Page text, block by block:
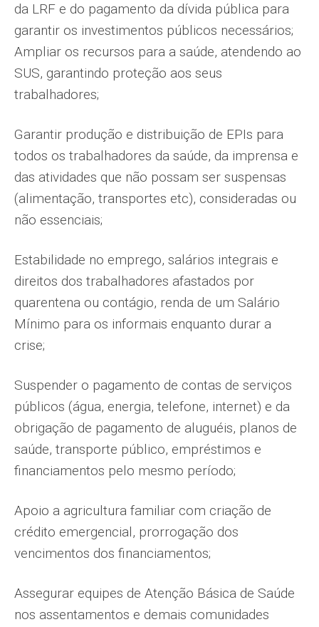
da LRF e do pagamento da dívida pública para
garantir os investimentos públicos necessários;
Ampliar os recursos para a saúde, atendendo ao
SUS, garantindo proteção aos seus
trabalhadores;
Garantir produção e distribuição de EPIs para
todos os trabalhadores da saúde, da imprensa e
das atividades que não possam ser suspensas
(alimentação, transportes etc), consideradas ou
não essenciais;
Estabilidade no emprego, salários integrais e
direitos dos trabalhadores afastados por
quarentena ou contágio, renda de um Salário
Mínimo para os informais enquanto durar a
crise;
Suspender o pagamento de contas de serviços
públicos (água, energia, telefone, internet) e da
obrigação de pagamento de aluguéis, planos de
saúde, transporte público, empréstimos e
financiamentos pelo mesmo período;
Apoio a agricultura familiar com criação de
crédito emergencial, prorrogação dos
vencimentos dos financiamentos;
Assegurar equipes de Atenção Básica de Saúde
nos assentamentos e demais comunidades